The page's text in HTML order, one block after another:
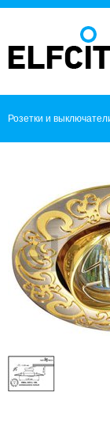
Розетки и